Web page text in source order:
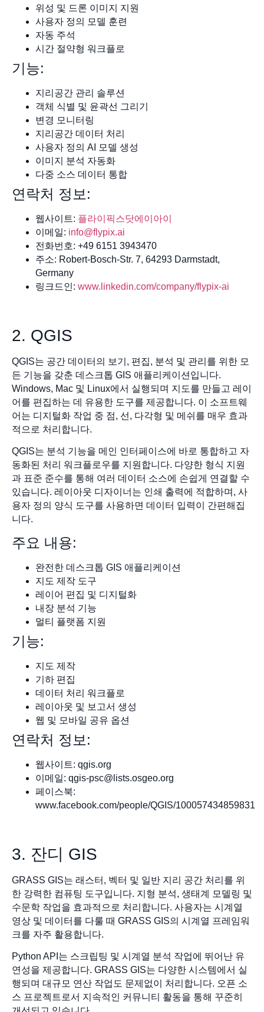
위성 및 드론 이미지 지원
사용자 정의 모델 훈련
자동 주석
시간 절약형 워크플로
기능:
지리공간 관리 솔루션
객체 식별 및 윤곽선 그리기
변경 모니터링
지리공간 데이터 처리
사용자 정의 AI 모델 생성
이미지 분석 자동화
다중 소스 데이터 통합
연락처 정보:
웹사이트: 플라이픽스닷에이아이
이메일: info@flypix.ai
전화번호: +49 6151 3943470
주소: Robert-Bosch-Str. 7, 64293 Darmstadt,
Germany
링크드인: www.linkedin.com/company/flypix-ai
2. QGIS
QGIS는 공간 데이터의 보기, 편집, 분석 및 관리를 위한 모
든 기능을 갖춘 데스크톱 GIS 애플리케이션입니다.
Windows, Mac 및 Linux에서 실행되며 지도를 만들고 레이
어를 편집하는 데 유용한 도구를 제공합니다. 이 소프트웨
어는 디지털화 작업 중 점, 선, 다각형 및 메쉬를 매우 효과
적으로 처리합니다.
QGIS는 분석 기능을 메인 인터페이스에 바로 통합하고 자
동화된 처리 워크플로우를 지원합니다. 다양한 형식 지원
과 표준 준수를 통해 여러 데이터 소스에 손쉽게 연결할 수
있습니다. 레이아웃 디자이너는 인쇄 출력에 적합하며, 사
용자 정의 양식 도구를 사용하면 데이터 입력이 간편해집
니다.
주요 내용:
완전한 데스크톱 GIS 애플리케이션
지도 제작 도구
레이어 편집 및 디지털화
내장 분석 기능
멀티 플랫폼 지원
기능:
지도 제작
기하 편집
데이터 처리 워크플로
레이아웃 및 보고서 생성
웹 및 모바일 공유 옵션
연락처 정보:
웹사이트: qgis.org
이메일: qgis-psc@lists.osgeo.org
페이스북:
www.facebook.com/people/QGIS/100057434859831
3. 잔디 GIS
GRASS GIS는 래스터, 벡터 및 일반 지리 공간 처리를 위
한 강력한 컴퓨팅 도구입니다. 지형 분석, 생태계 모델링 및
수문학 작업을 효과적으로 처리합니다. 사용자는 시계열
영상 및 데이터를 다룰 때 GRASS GIS의 시계열 프레임워
크를 자주 활용합니다.
Python API는 스크립팅 및 시계열 분석 작업에 뛰어난 유
연성을 제공합니다. GRASS GIS는 다양한 시스템에서 실
행되며 대규모 연산 작업도 문제없이 처리합니다. 오픈 소
스 프로젝트로서 지속적인 커뮤니티 활동을 통해 꾸준히